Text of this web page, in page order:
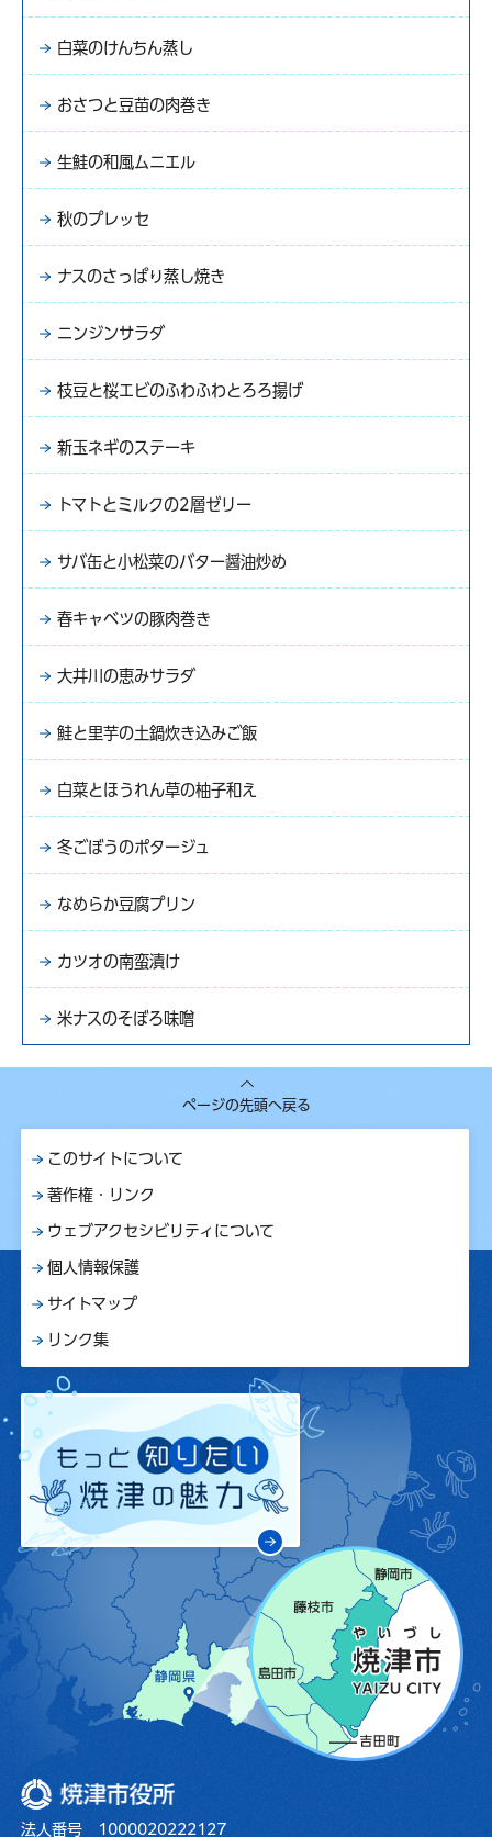
白菜のけんちん蒸し
おさつと豆苗の肉巻き
生鮭の和風ムニエル
秋のプレッセ
ナスのさっぱり蒸し焼き
ニンジンサラダ
枝豆と桜エビのふわふわとろろ揚げ
新玉ネギのステーキ
トマトとミルクの2層ゼリー
サバ缶と小松菜のバター醤油炒め
春キャベツの豚肉巻き
大井川の恵みサラダ
鮭と里芋の土鍋炊き込みご飯
白菜とほうれん草の柚子和え
冬ごぼうのポタージュ
なめらか豆腐プリン
カツオの南蛮漬け
米ナスのそぼろ味噌
ページの先頭へ戻る
このサイトについて
著作権・リンク
ウェブアクセシビリティについて
個人情報保護
サイトマップ
リンク集
焼津市役所
法人番号 1000020222127